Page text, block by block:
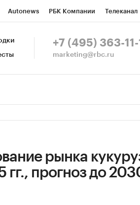
Autonews РБК Компании Телеканал
Конференции СПб Спецпроекты
+7 (495) 363-11-
marketing@rbc.ru
рынка
прогноз до